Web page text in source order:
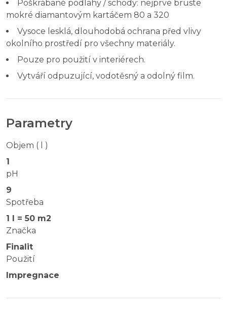
Poškrábané podlahy / schody: nejprve bruste
mokré diamantovým kartáčem 80 a 320
Vysoce lesklá, dlouhodobá ochrana před vlivy
okolního prostředí pro všechny materiály.
Pouze pro použití v interiérech.
Vytváří odpuzující, vodotěsný a odolný film.
Parametry
Objem ( l )
1
pH
9
Spotřeba
1 l = 50 m2
Značka
Finalit
Použití
Impregnace